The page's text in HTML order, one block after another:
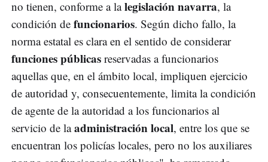
no tienen, conforme a lalegislación navarra, la
condición de funcionarios. Según dicho fallo, la
norma estatal es clara en el sentido de considerar
funciones públicas reservadas a funcionarios
aquellas que, en el ámbito local, impliquen ejercicio
de autoridad y, consecuentemente, limita la condición
de agente de la autoridad a los funcionarios al
servicio de laadministración local, entre los que se
encuentran los policías locales, pero no los auxiliares